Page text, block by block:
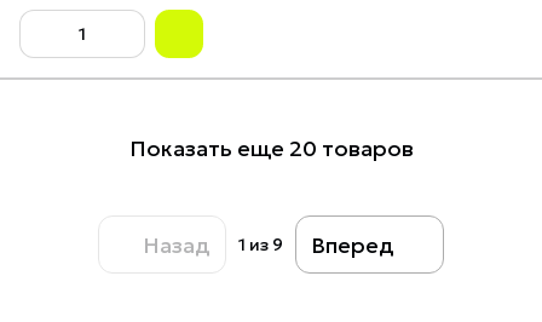
Показать еще 20 товаров
Назад 1 из 9 Вперед